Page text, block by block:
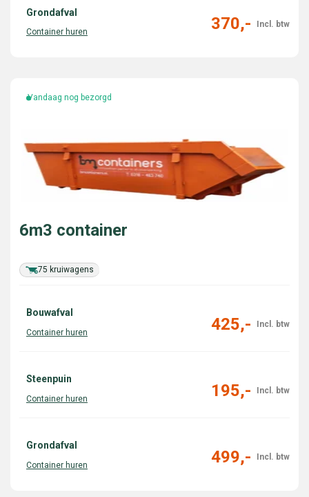
Grondafval
370,-
Vandaag nog bezorgd
75 kruiwagens
6m3 container
Bouwafval
425,-
Steenpuin
195,-
Grondafval
499,-